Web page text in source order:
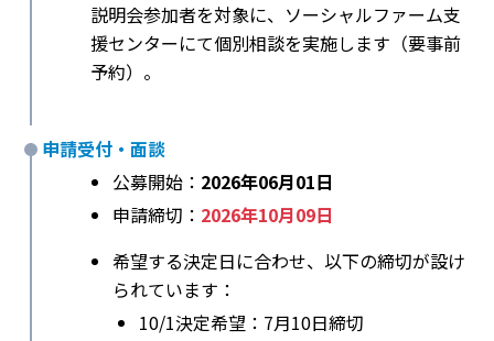
説明会参加者を対象に、ソーシャルファーム支
援センターにて個別相談を実施します（要事前
予約）。
申請受付・面談
公募開始： 2026年06月01日
申請締切： 2026年10月09日
希望する決定日に合わせ、以下の締切が設け
られています：
10/1決定希望：7月10日締切